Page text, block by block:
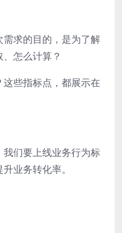
求的目的，是为了解
怎么计算？
些指标点，都展示在
们要上线业务行为标
业务转化率。